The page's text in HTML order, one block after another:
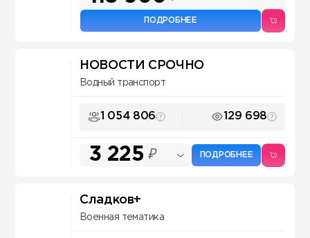
ПОДРОБНЕЕ
НОВОСТИ СРОЧНО
Водный транспорт
1 054 806 129 698
3 225 ₽ ПОДРОБНЕЕ
Сладков+
Военная тематика